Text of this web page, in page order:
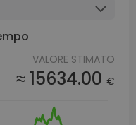
VALORE STIMATO
≈ 15634.00 €